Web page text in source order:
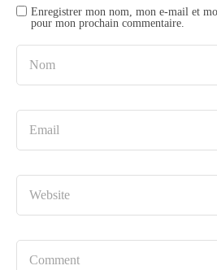
Enregistrer mon nom, mon e-mail et
pour mon prochain commentaire.